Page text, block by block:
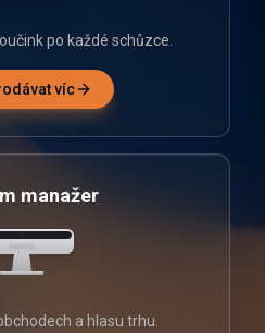
po každé schůzce.
víc
manažer
a hlasu trhu.